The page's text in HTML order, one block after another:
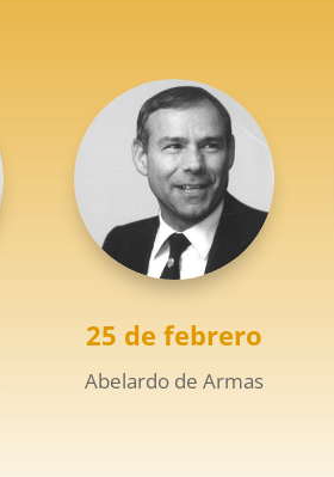
25 de febrero
Abelardo de Armas